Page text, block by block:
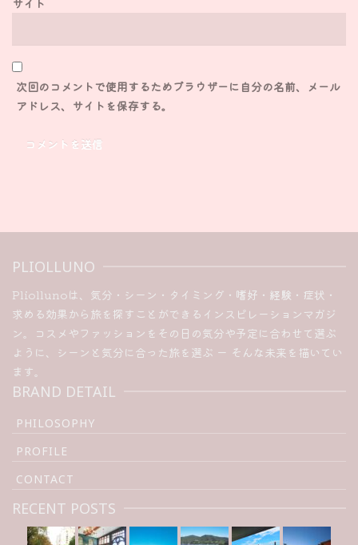
サイト
次回のコメントで使用するためブラウザーに自分の名前、メール
アドレス、サイトを保存する。
PLIOLLUNO
Pliollunoは、気分・シーン・タイミング・嗜好・経験・症状・
求める効果から旅を探すことができるインスピレーションマガジ
ン。コスメやファッションをその日の気分や予定に合わせて選ぶ
ように、シーンと気分に合った旅を選ぶ ー そんな未来を描いてい
ます。
BRAND DETAIL
PHILOSOPHY
PROFILE
CONTACT
RECENT POSTS